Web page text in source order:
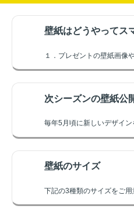
壁紙はどうやってス
１．プレゼントの壁紙画像
次シーズンの壁紙公
毎年5月頃に新しいデザイン
壁紙のサイズ
下記の3種類のサイズをご用